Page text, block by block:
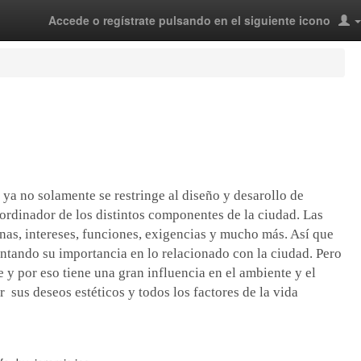
Accede o regístrate pulsando en el siguiente icono
no solamente se restringe al diseño y desarollo de
de los distintos componentes de la ciudad. Las
intereses, funciones, exigencias y mucho más. Así que
su importancia en lo relacionado con la ciudad. Pero
y por eso tiene una gran influencia en el ambiente y el
deseos estéticos y todos los factores de la vida